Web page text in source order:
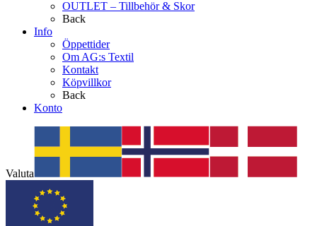
OUTLET – Tillbehör & Skor
Back
Info
Öppettider
Om AG:s Textil
Kontakt
Köpvillkor
Back
Konto
Valuta